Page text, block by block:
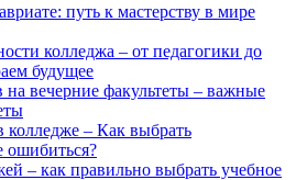
путь к мастерству в мире
колледжа – от педагогики до
будущее
на вечерние факультеты – важные
колледже – Как выбрать
ошибиться?
– как правильно выбрать учебное